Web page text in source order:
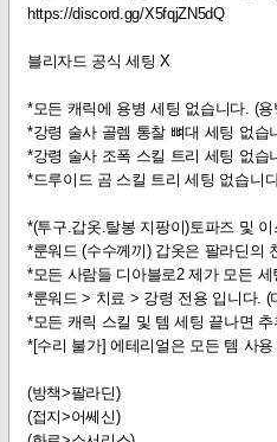
https://discord.gg/X5fqjZN5dQ
블리자드 공식 세팅 X
*모든 캐릭에 용병 세팅 없습니다. (
*강령 술사 골렘 통찰 뼈대 세팅 없습
*강령 술사 조폭 스킬 트리 세팅 없습
*드루이드 곰 스킬 트리 세팅 없습니
*(투구.갑옷.탈봉 지팡이)토파즈 및
*룬워드 (수수께끼) 갑옷은 팔라딘의
*모든 사람들 디아블로2 제가 모든
*룬워드 > 치료 > 강령 전용 입니다. (
*모든 캐릭 스킬 및 템 세팅 끝나면
*[수리 불가] 에테리얼은 모든 템 사
(방책>팔라딘)
(접지>어쎄신)